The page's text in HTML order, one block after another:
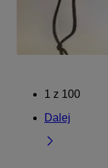
1 z 100
Dalej